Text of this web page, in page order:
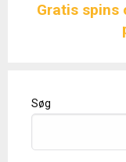
Gratis spins
Søg